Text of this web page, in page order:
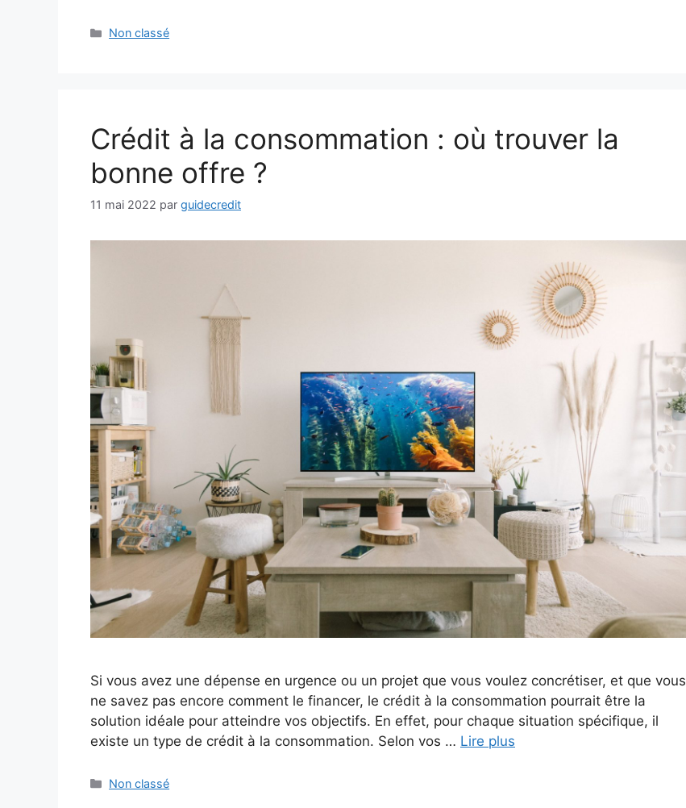
Catégories
Non classé
Crédit à la consommation : où trouver la
bonne offre ?
11 mai 2022 par guidecredit
Si vous avez une dépense en urgence ou un projet que vous voulez concrétiser, et que vous
ne savez pas encore comment le financer, le crédit à la consommation pourrait être la
solution idéale pour atteindre vos objectifs. En effet, pour chaque situation spécifique, il
existe un type de crédit à la consommation. Selon vos … Lire plus
Catégories
Non classé